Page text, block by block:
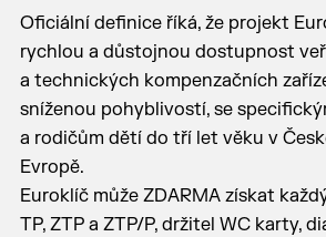
Oficiální definice říká, že projekt
rychlou a důstojnou dostupnost
a technických kompenzačních
sníženou pohyblivostí, se
a rodičům dětí do tří let věku v
Evropě.
Euroklíč může ZDARMA získat
TP, ZTP a ZTP/P, držitel WC karty,